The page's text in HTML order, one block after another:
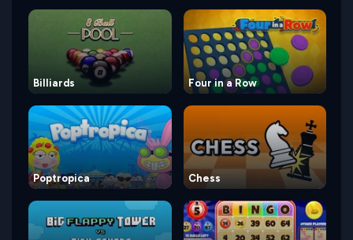
Billiards Four in a Row
Poptropica Chess